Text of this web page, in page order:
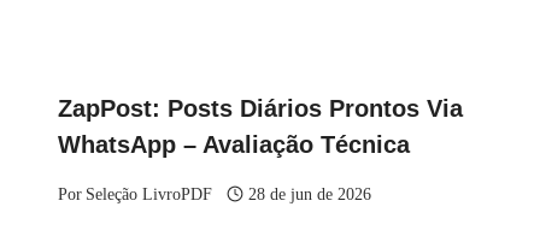
ZapPost: Posts Diários Prontos Via
WhatsApp – Avaliação Técnica
Por Seleção LivroPDF 28 de jun de 2026